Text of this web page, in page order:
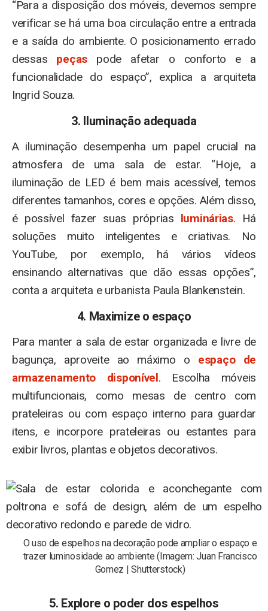
“Para a disposição dos móveis, devemos sempre
verificar se há uma boa circulação entre a entrada
e a saída do ambiente. O posicionamento errado
dessas peçaspode afetar o conforto e a
funcionalidade do espaço”, explica a arquiteta
Ingrid Souza.
3. Iluminação adequada
A iluminação desempenha um papel crucial na
atmosfera de uma sala de estar. “Hoje, a
iluminação de LED é bem mais acessível, temos
diferentes tamanhos, cores e opções. Além disso,
é possível fazer suas próprias luminárias. Há
soluções muito inteligentes e criativas. No
YouTube, por exemplo, há vários vídeos
ensinando alternativas que dão essas opções”,
conta a arquiteta e urbanista Paula Blankenstein.
4. Maximize o espaço
Para manter a sala de estar organizada e livre de
bagunça, aproveite ao máximo o espaço de
armazenamento disponível. Escolha móveis
multifuncionais, como mesas de centro com
prateleiras ou com espaço interno para guardar
itens, e incorpore prateleiras ou estantes para
exibir livros, plantas e objetos decorativos.
O uso de espelhos na decoração pode ampliar o espaço e
trazer luminosidade ao ambiente (Imagem: Juan Francisco
Gomez | Shutterstock)
5. Explore o poder dos espelhos